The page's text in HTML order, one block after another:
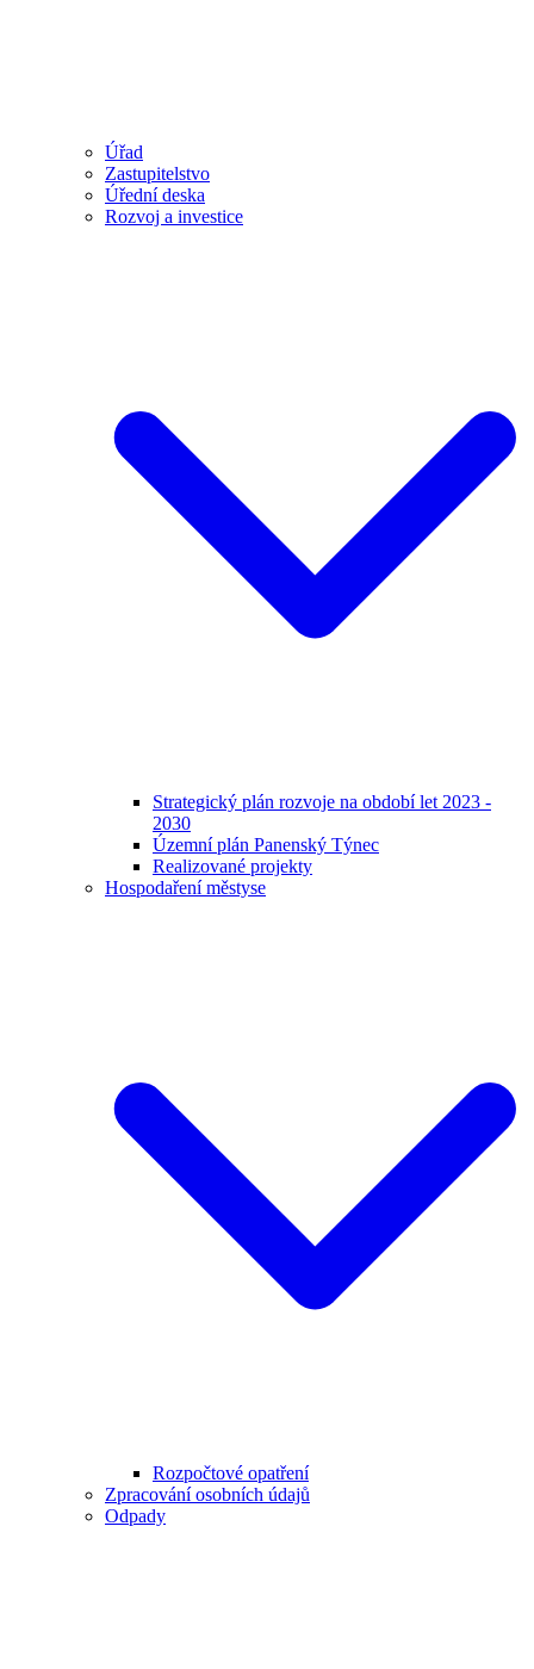
Úřad
Zastupitelstvo
Úřední deska
Rozvoj a investice
Strategický plán rozvoje na období let 2023 -
2030
Územní plán Panenský Týnec
Realizované projekty
Hospodaření městyse
Rozpočtové opatření
Zpracování osobních údajů
Odpady